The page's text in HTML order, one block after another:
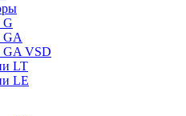
G
GA
GA VSD
LT
LE